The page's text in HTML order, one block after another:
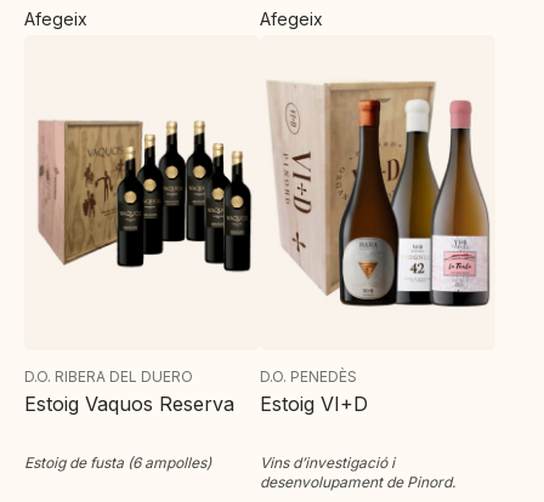
Afegeix Afegeix
D.O. RIBERA DEL DUERO
Estoig Vaquos Reserva
Estoig de fusta (6 ampolles)
D.O. PENEDÈS
Estoig VI+D
Vins d’investigació i
desenvolupament de Pinord.